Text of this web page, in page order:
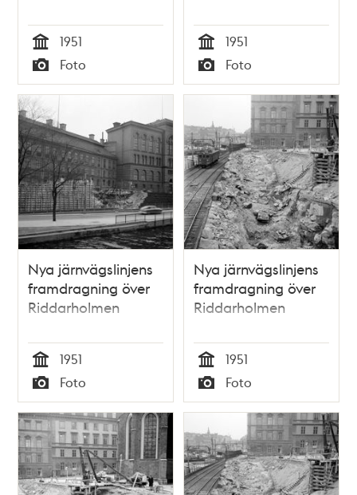
Tid
1951
Typ
Foto Tid
1951
Typ
Foto
Nya järnvägslinjens
framdragning över
Riddarholmen
Tid
1951
Typ
Foto
Nya järnvägslinjens
framdragning över
Riddarholmen
Tid
1951
Typ
Foto